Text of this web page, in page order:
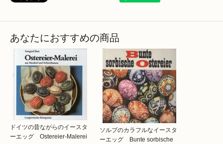
あなたにおすすめの商品
ドイツの昔ながらのイースタ
ーエッグ Ostereier-Malerei
ソルブのカラフルなイースタ
ーエッグ Bunte sorbische